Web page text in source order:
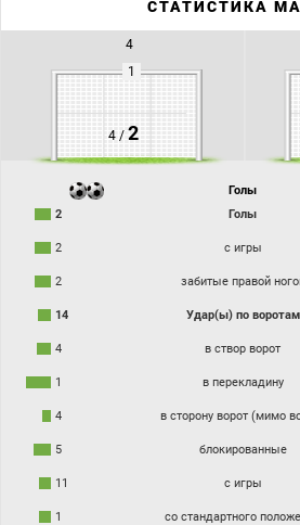
СТАТИСТИКА
4
1
4 /2
Голы
2
Голы
2 с игры
2 забитые правой
14 Удар(ы) по воротам
4 в створ ворот
1 в перекладину
4 в сторону ворот (мимо
5 блокированные
11 с игры
1 со стандартного